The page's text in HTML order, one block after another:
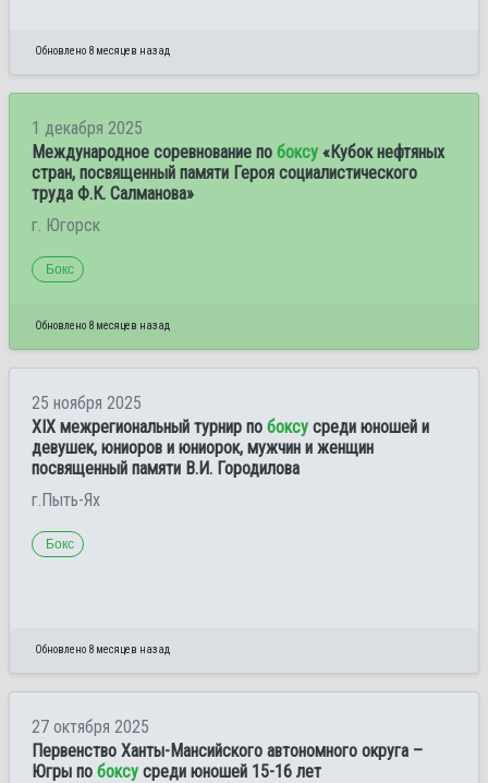
Обновлено 8 месяцев назад
1 декабря 2025
Международное соревнование по боксу «Кубок нефтяных
стран, посвященный памяти Героя социалистического
труда Ф.К. Салманова»
г. Югорск
Бокс
Обновлено 8 месяцев назад
25 ноября 2025
XIX межрегиональный турнир по боксу среди юношей и
девушек, юниоров и юниорок, мужчин и женщин
посвященный памяти В.И. Городилова
г.Пыть-Ях
Бокс
Обновлено 8 месяцев назад
27 октября 2025
Первенство Ханты-Мансийского автономного округа –
Югры по боксу среди юношей 15-16 лет